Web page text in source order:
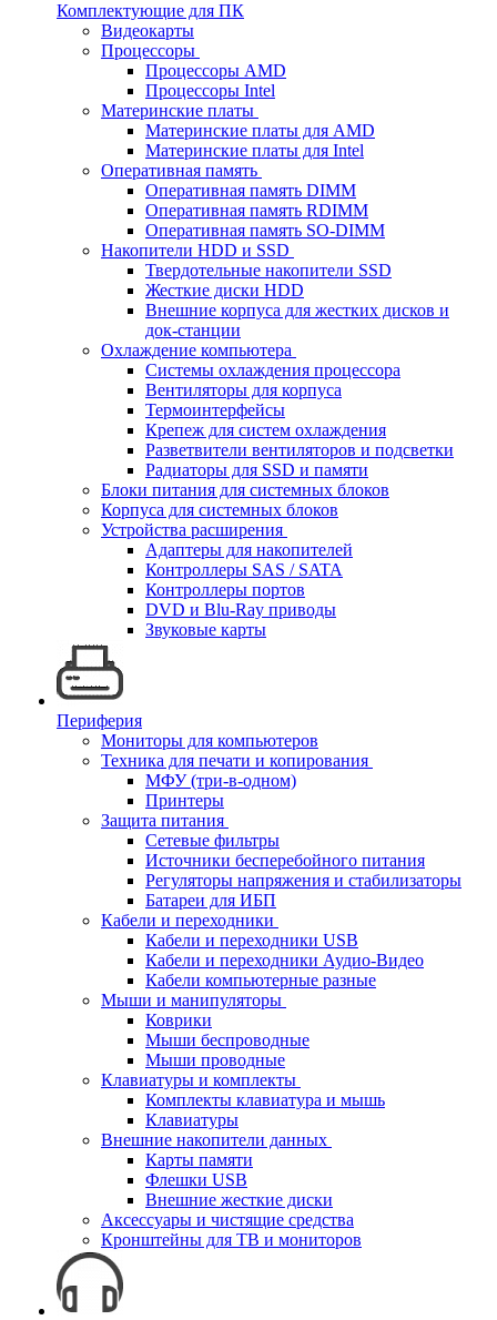
Комплектующие для ПК
Видеокарты
Процессоры
Процессоры AMD
Процессоры Intel
Материнские платы
Материнские платы для AMD
Материнские платы для Intel
Оперативная память
Оперативная память DIMM
Оперативная память RDIMM
Оперативная память SO-DIMM
Накопители HDD и SSD
Твердотельные накопители SSD
Жесткие диски HDD
Внешние корпуса для жестких дисков и
док-станции
Охлаждение компьютера
Системы охлаждения процессора
Вентиляторы для корпуса
Термоинтерфейсы
Крепеж для систем охлаждения
Разветвители вентиляторов и подсветки
Радиаторы для SSD и памяти
Блоки питания для системных блоков
Корпуса для системных блоков
Устройства расширения
Адаптеры для накопителей
Контроллеры SAS / SATA
Контроллеры портов
DVD и Blu-Ray приводы
Звуковые карты
Периферия
Мониторы для компьютеров
Техника для печати и копирования
МФУ (три-в-одном)
Принтеры
Защита питания
Сетевые фильтры
Источники бесперебойного питания
Регуляторы напряжения и стабилизаторы
Батареи для ИБП
Кабели и переходники
Кабели и переходники USB
Кабели и переходники Аудио-Видео
Кабели компьютерные разные
Мыши и манипуляторы
Коврики
Мыши беспроводные
Мыши проводные
Клавиатуры и комплекты
Комплекты клавиатура и мышь
Клавиатуры
Внешние накопители данных
Карты памяти
Флешки USB
Внешние жесткие диски
Аксессуары и чистящие средства
Кронштейны для ТВ и мониторов